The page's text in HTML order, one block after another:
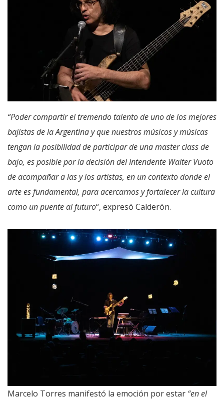
“Poder compartir el tremendo talento de uno de los mejores
bajistas de la Argentina y que nuestros músicos y músicas
tengan la posibilidad de participar de una master class de
bajo, es posible por la decisión del Intendente Walter Vuoto
de acompañar a las y los artistas, en un contexto donde el
arte es fundamental, para acercarnos y fortalecer la cultura
como un puente al futuro“, expresó Calderón.
Marcelo Torres manifestó la emoción por estar “en el